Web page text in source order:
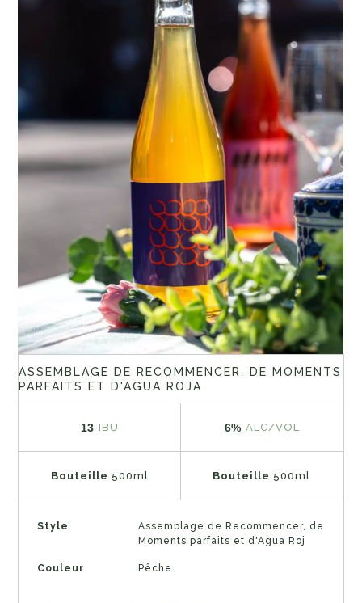
ASSEMBLAGE DE RECOMMENCER, DE MOMENTS
PARFAITS ET D'AGUA ROJA
13 IBU 6% ALC/VOL
Bouteille 500ml Bouteille 500ml
Style
Assemblage de Recommencer, de
Moments parfaits et d'Agua Roj
Couleur Pêche